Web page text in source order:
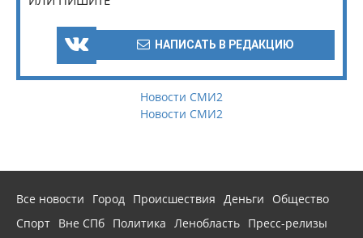
НАПИСАТЬ В РЕДАКЦИЮ
Новости СМИ2
Новости СМИ2
Все новости Город Происшествия Деньги
Общество
Спорт Вне СПб Политика Ленобласть Пресс-релизы